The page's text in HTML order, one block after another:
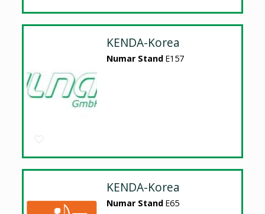
KENDA-Korea
Numar Stand E157
KENDA-Korea
Numar Stand E65